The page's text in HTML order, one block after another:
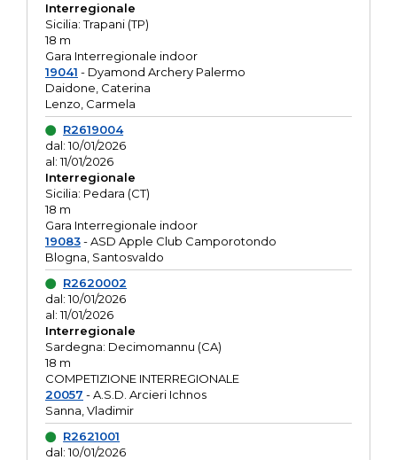
Interregionale
Sicilia: Trapani (TP)
18 m
Gara Interregionale indoor
19041 - Dyamond Archery Palermo
Daidone, Caterina
Lenzo, Carmela
R2619004
dal: 10/01/2026
al: 11/01/2026
Interregionale
Sicilia: Pedara (CT)
18 m
Gara Interregionale indoor
19083- ASD Apple Club Camporotondo
Blogna, Santosvaldo
R2620002
dal: 10/01/2026
al: 11/01/2026
Interregionale
Sardegna: Decimomannu (CA)
18 m
COMPETIZIONE INTERREGIONALE
20057 - A.S.D. Arcieri Ichnos
Sanna, Vladimir
R2621001
dal: 10/01/2026